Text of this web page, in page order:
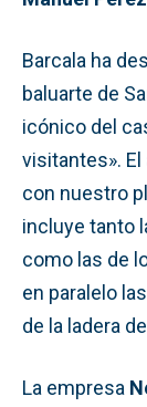
Barcala ha
baluarte de
icónico del
visitantes».
con nuestro
incluye tanto
como las de
en paralelo
de la ladera
La empresa